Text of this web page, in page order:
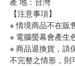
【注意事項】
※ 情境商品不在販
※ 電腦螢幕會產生
※ 商品退換貨，請
不完整之情形，則